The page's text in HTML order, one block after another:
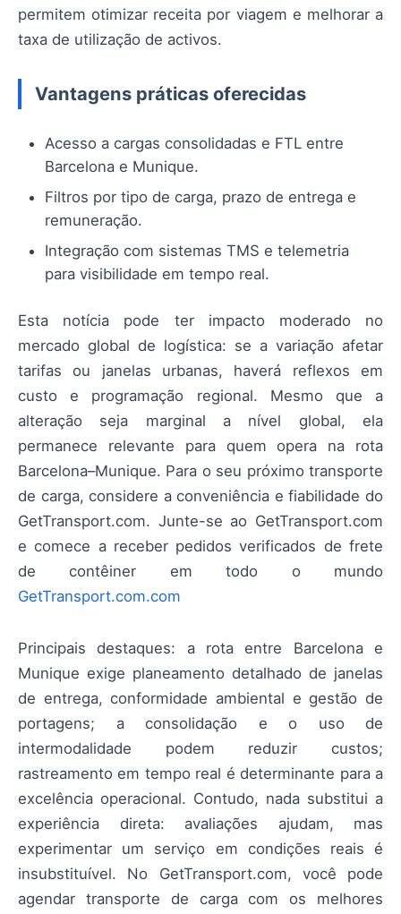
permitem otimizar receita por viagem e melhorar a
taxa de utilização de activos.
Vantagens práticas oferecidas
Acesso a cargas consolidadas e FTL entre
Barcelona e Munique.
Filtros por tipo de carga, prazo de entrega e
remuneração.
Integração com sistemas TMS e telemetria
para visibilidade em tempo real.
Esta notícia pode ter impacto moderado no
mercado global de logística: se a variação afetar
tarifas ou janelas urbanas, haverá reflexos em
custo e programação regional. Mesmo que a
alteração seja marginal a nível global, ela
permanece relevante para quem opera na rota
Barcelona–Munique. Para o seu próximo transporte
de carga, considere a conveniência e fiabilidade do
GetTransport.com. Junte-se ao GetTransport.com
e comece a receber pedidos verificados de frete
de contêiner em todo o mundo
GetTransport.com.com
Principais destaques: a rota entre Barcelona e
Munique exige planeamento detalhado de janelas
de entrega, conformidade ambiental e gestão de
portagens; a consolidação e o uso de
intermodalidade podem reduzir custos;
rastreamento em tempo real é determinante para a
excelência operacional. Contudo, nada substitui a
experiência direta: avaliações ajudam, mas
experimentar um serviço em condições reais é
insubstituível. No GetTransport.com, você pode
agendar transporte de carga com os melhores